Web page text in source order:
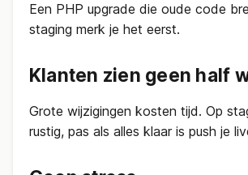
Een PHP upgrade die oude code
staging merk je het eerst.
Klanten zien geen half
Grote wijzigingen kosten tijd. Op
rustig, pas als alles klaar is push je